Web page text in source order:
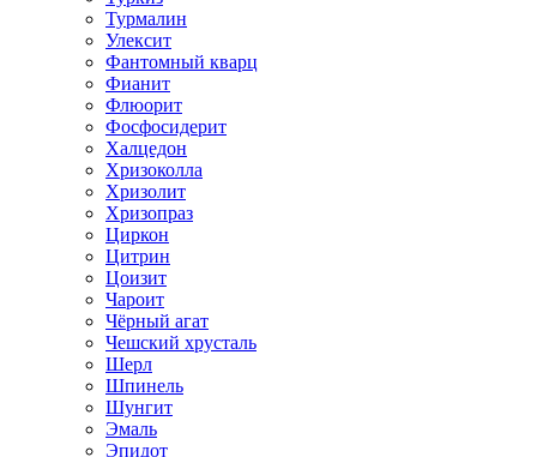
Турмалин
Улексит
Фантомный кварц
Фианит
Флюорит
Фосфосидерит
Халцедон
Хризоколла
Хризолит
Хризопраз
Циркон
Цитрин
Цоизит
Чароит
Чёрный агат
Чешский хрусталь
Шерл
Шпинель
Шунгит
Эмаль
Эпидот